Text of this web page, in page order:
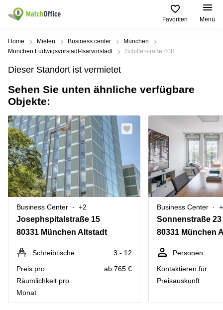
Favoriten Menü
Mieten / Vermieten
Produktseiten
Büro
mieten
center
Coworking
Space
Seminarraum
Virtuelles
Büro
Beliebte
Städte
Büro
mieten
Geschäftsadresse
Hamburg
Geschäftsadresse
mieten
Düsseldorf
Geschäftsadresse
Stuttgart
Büro
mieten
Düsseldorf
Büro
Köln
mieten
Essen
Beliebte
Suchanfragen
Regus
Dortmund
Ruhrallee
9
Dortmund
Office Club
Ballindamm
3
Rahel-
Hirsch-
Straße
Berlin
Kienberger
Berlin
Schönefeld
Bahnhofstrasse
8 Hannover
Hilfe
Über uns
Büro vermieten
Preis
Log-in
Home Mieten Business center
München
München Ludwigsvorstadt-Isarvorstadt
Schillerstraße 40B
Dieser Standort ist vermietet
Sehen Sie unten ähnliche verfügbare
Objekte:
Business Center +2
Josephspitalstraße 15
80331 München Altstadt
Schreibtische
3 - 12
Preis pro
Räumlichkeit pro
Monat
ab 765 €
Business Center
Sonnenstraße 23
80331 München
Personen
Kontaktieren für
Preisauskunft